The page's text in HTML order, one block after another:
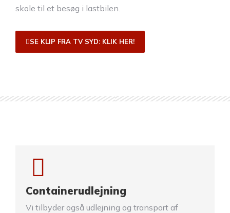
skole til et besøg i lastbilen.
SE KLIP FRA TV SYD: KLIK HER!
Containerudlejning
Vi tilbyder også udlejning og transport af